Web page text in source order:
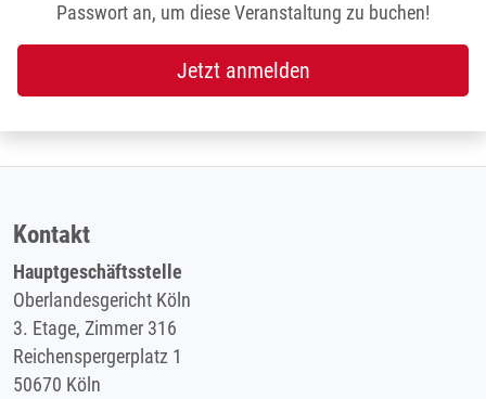
Passwort an, um diese Veranstaltung zu buchen!
Jetzt anmelden
Kontakt
Hauptgeschäftsstelle
Oberlandesgericht Köln
3. Etage, Zimmer 316
Reichenspergerplatz 1
50670 Köln